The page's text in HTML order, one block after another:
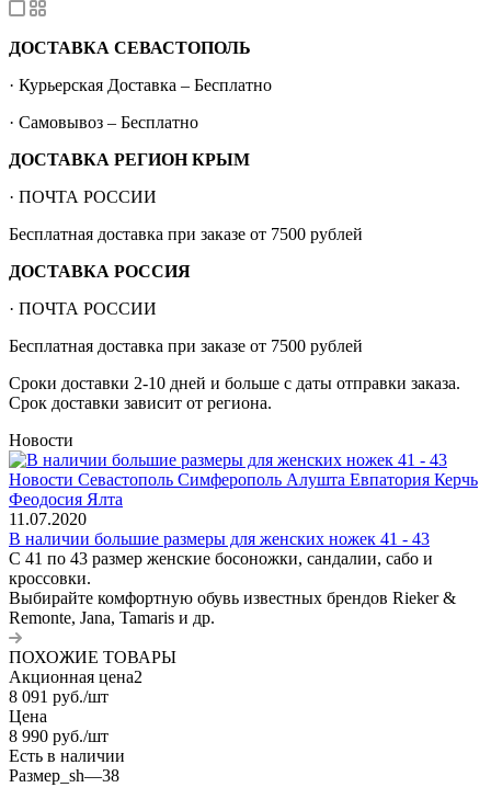
ДОСТАВКА СЕВАСТОПОЛЬ
· Курьерская Доставка – Бесплатно
· Самовывоз – Бесплатно
ДОСТАВКА РЕГИОН КРЫМ
· ПОЧТА РОССИИ
Бесплатная доставка при заказе от 7500 рублей
ДОСТАВКА РОССИЯ
· ПОЧТА РОССИИ
Бесплатная доставка при заказе от 7500 рублей
Сроки доставки 2-10 дней и больше с даты отправки заказа.
Срок доставки зависит от региона.
Новости
11.07.2020
В наличии большие размеры для женских ножек 41 - 43
С 41 по 43 размер женские босоножки, сандалии, сабо и
кроссовки.
Выбирайте комфортную обувь известных брендов Rieker &
Remonte, Jana, Tamaris и др.
ПОХОЖИЕ ТОВАРЫ
Акционная цена2
8 091 руб./шт
Цена
8 990 руб./шт
Есть в наличии
Размер_sh—38